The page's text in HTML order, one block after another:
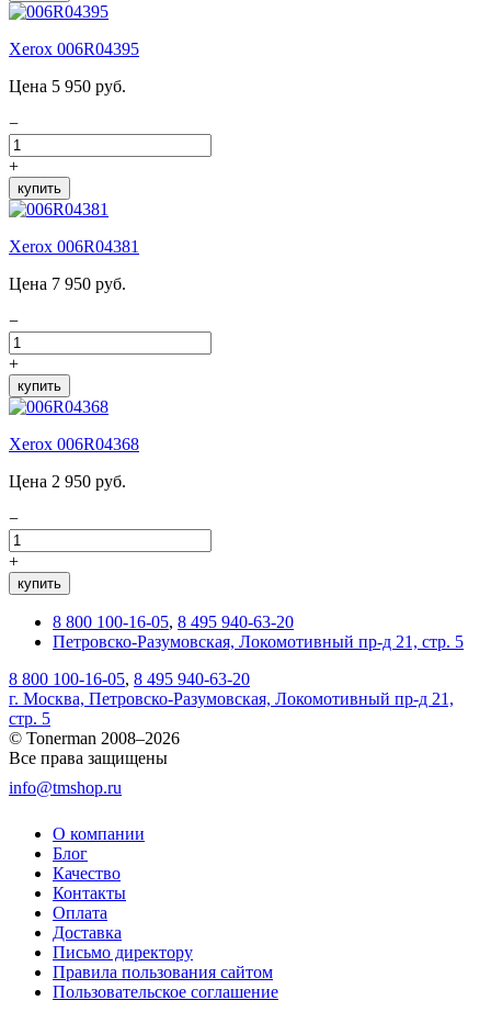
Xerox 006R04395
Цена 5 950 руб.
−
+
купить
Xerox 006R04381
Цена 7 950 руб.
−
+
купить
Xerox 006R04368
Цена 2 950 руб.
−
+
купить
8 800 100-16-05, 8 495 940-63-20
Петровско-Разумовская, Локомотивный пр-д 21, стр. 5
8 800 100-16-05, 8 495 940-63-20
г. Москва, Петровско-Разумовская, Локомотивный пр-д 21,
стр. 5
© Tonerman 2008–2026
Все права защищены
info@tmshop.ru
О компании
Блог
Качество
Контакты
Оплата
Доставка
Письмо директору
Правила пользования сайтом
Пользовательское соглашение